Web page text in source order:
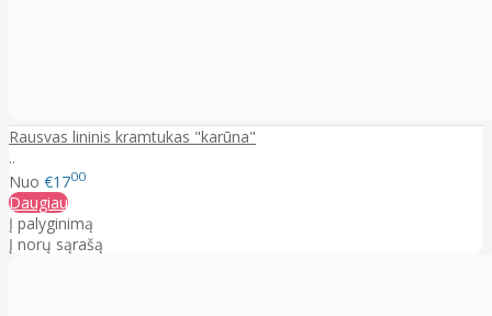
Rausvas lininis kramtukas "karūna"
..
Nuo €1700
Daugiau
Į palyginimą
Į norų sąrašą